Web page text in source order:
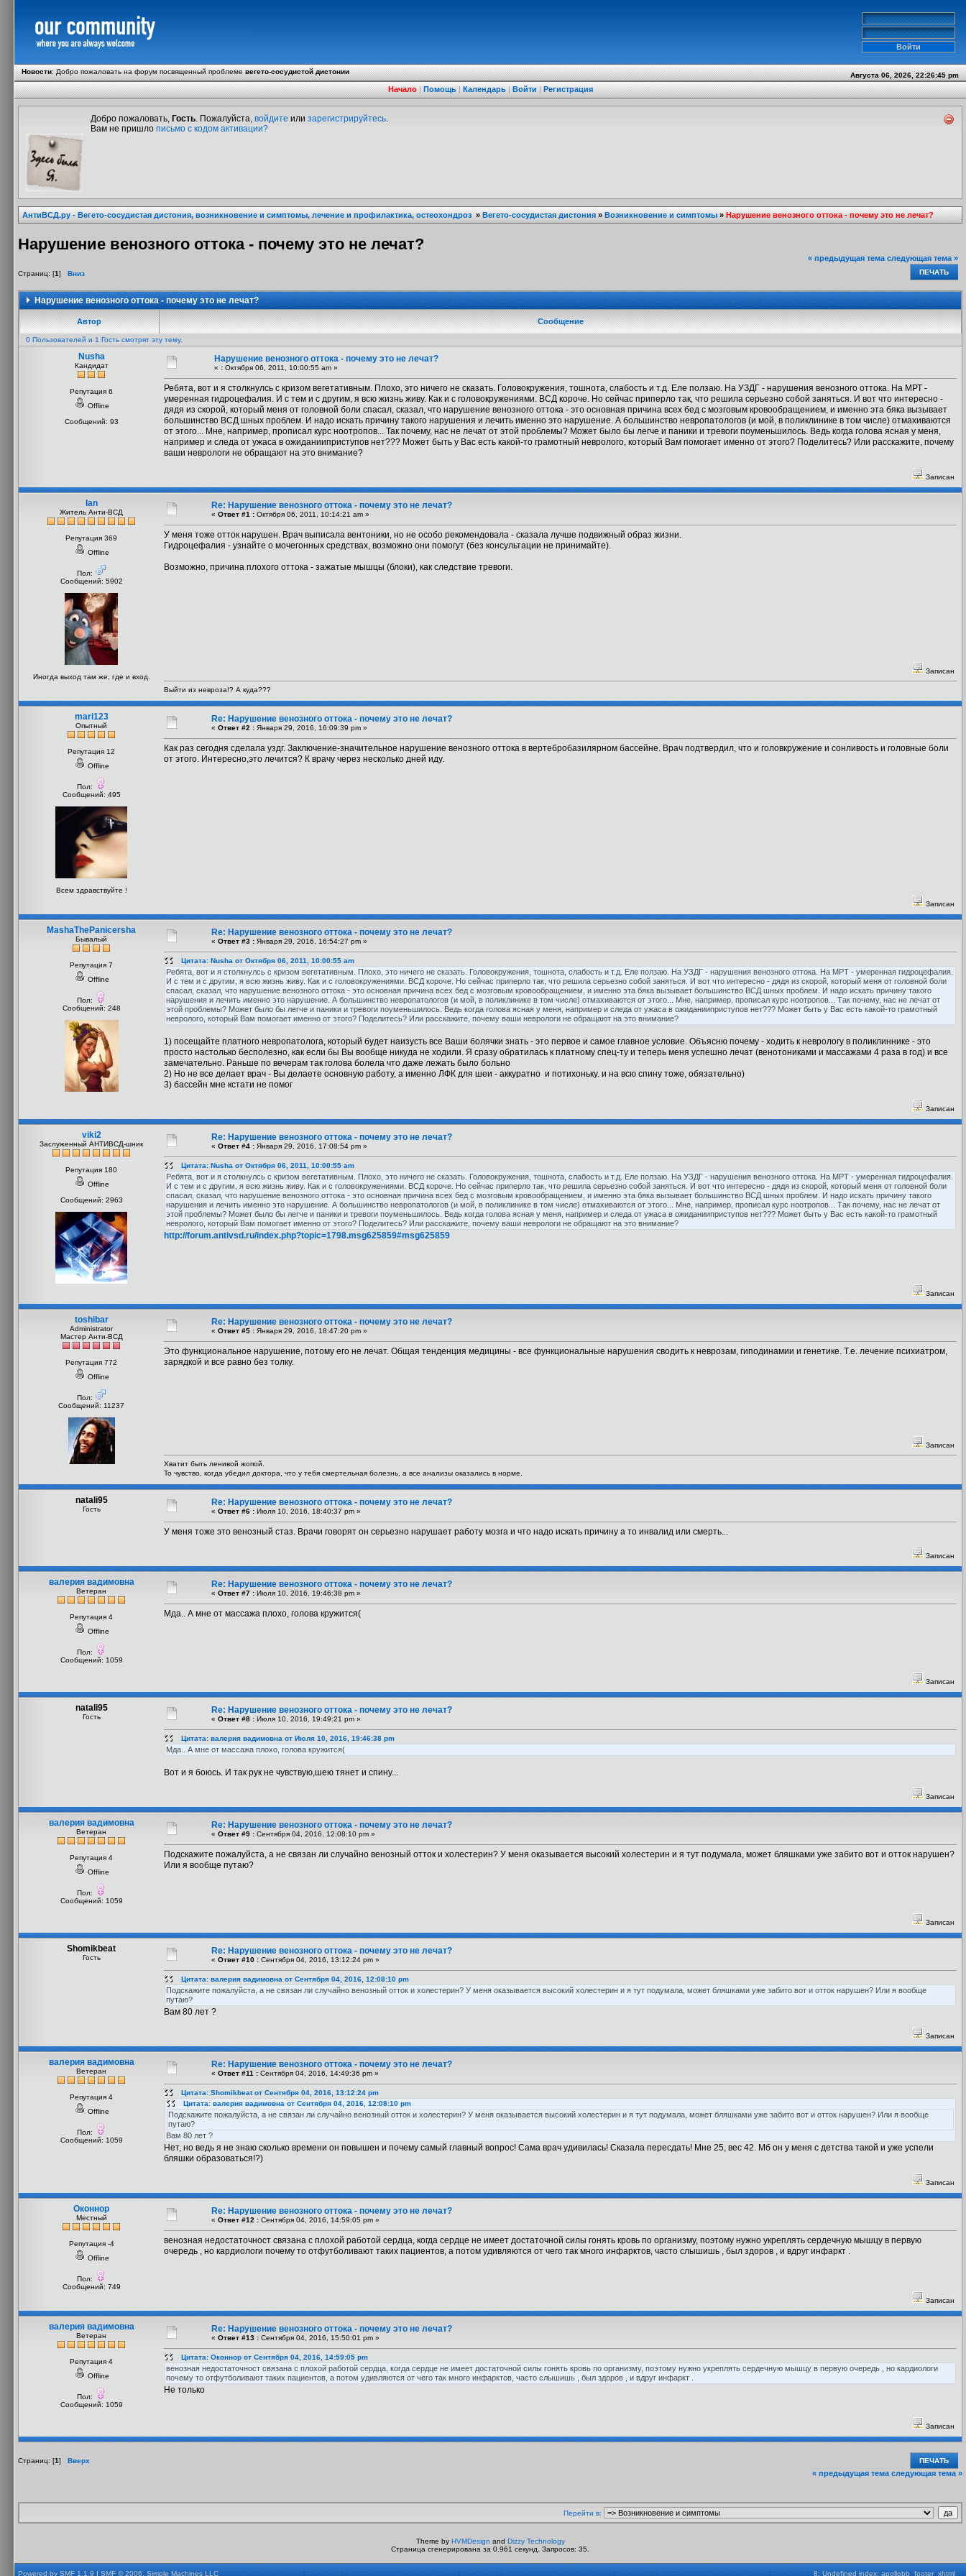
Новости:Добро пожаловать на форум посвященный проблемевегето-сосудистой дистонии Августа 06, 2026, 22:26:45 pm
Начало|Помощь|Календарь|Войти|Регистрация
Добро пожаловать, Гость. Пожалуйста, войдите или зарегистрируйтесь.
Вам не пришло письмо с кодом активации?
АнтиВСД.ру - Вегето-сосудистая дистония, возникновение и симптомы, лечение и профилактика, остеохондроз»Вегето-сосудистая дистония»Возникновение и симптомы»Нарушение венозного оттока - почему это не лечат?
Нарушение венозного оттока - почему это не лечат?
Страниц: [1] Вниз
« предыдущая тема следующая тема »
ПЕЧАТЬ
Нарушение венозного оттока - почему это не лечат?
Автор Сообщение
0 Пользователей и 1 Гость смотрят эту тему.
Nusha
Кандидат
Репутация 6
Offline
Сообщений: 93
Нарушение венозного оттока - почему это не лечат?
« : Октября 06, 2011, 10:00:55 am »
Ребята, вот и я столкнулсь с кризом вегетативным. Плохо, это ничего не сказать. Головокружения, тошнота, слабость и т.д. Еле ползаю. На УЗДГ - нарушения венозного оттока. На МРТ -
умеренная гидроцефалия. И с тем и с другим, я всю жизнь живу. Как и с головокружениями. ВСД короче. Но сейчас приперло так, что решила серьезно собой заняться. И вот что интересно -
дядя из скорой, который меня от головной боли спасал, сказал, что нарушение венозного оттока - это основная причина всех бед с мозговым кровообращением, и именно эта бяка вызывает
большинство ВСД шных проблем. И надо искать причину такого нарушения и лечить именно это нарушение. А большинство невропатологов (и мой, в поликлинике в том числе) отмахиваются
от этого... Мне, например, прописал курс ноотропов... Так почему, нас не лечат от этой проблемы? Может было бы легче и паники и тревоги поуменьшилось. Ведь когда голова ясная у меня,
например и следа от ужаса в ожиданииприступов нет??? Может быть у Вас есть какой-то грамотный невролого, который Вам помогает именно от этого? Поделитесь? Или расскажите, почему
ваши неврологи не обращают на это внимание?
Записан
Ian
Житель Анти-ВСД
Репутация 369
Offline
Пол:
Сообщений: 5902
Иногда выход там же, где и вход.
Re: Нарушение венозного оттока - почему это не лечат?
« Ответ #1 : Октября 06, 2011, 10:14:21 am »
У меня тоже отток нарушен. Врач выписала вентоники, но не особо рекомендовала - сказала лучше подвижный образ жизни.
Гидроцефалия - узнайте о мочегонных средствах, возможно они помогут (без консультации не принимайте).
Возможно, причина плохого оттока - зажатые мышцы (блоки), как следствие тревоги.
Записан
Выйти из невроза!? А куда???
mari123
Опытный
Репутация 12
Offline
Пол:
Сообщений: 495
Всем здравствуйте !
Re: Нарушение венозного оттока - почему это не лечат?
« Ответ #2 : Января 29, 2016, 16:09:39 pm »
Как раз сегодня сделала уздг. Заключение-значительное нарушение венозного оттока в вертебробазилярном бассейне. Врач подтвердил, что и головкружение и сонливость и головные боли
от этого. Интересно,это лечится? К врачу через несколько дней иду.
Записан
MashaThePanicersha
Бывалый
Репутация 7
Offline
Пол:
Сообщений: 248
Re: Нарушение венозного оттока - почему это не лечат?
« Ответ #3 : Января 29, 2016, 16:54:27 pm »
Цитата: Nusha от Октября 06, 2011, 10:00:55 am
Ребята, вот и я столкнулсь с кризом вегетативным. Плохо, это ничего не сказать. Головокружения, тошнота, слабость и т.д. Еле ползаю. На УЗДГ - нарушения венозного оттока. На МРТ - умеренная гидроцефалия.
И с тем и с другим, я всю жизнь живу. Как и с головокружениями. ВСД короче. Но сейчас приперло так, что решила серьезно собой заняться. И вот что интересно - дядя из скорой, который меня от головной боли
спасал, сказал, что нарушение венозного оттока - это основная причина всех бед с мозговым кровообращением, и именно эта бяка вызывает большинство ВСД шных проблем. И надо искать причину такого
нарушения и лечить именно это нарушение. А большинство невропатологов (и мой, в поликлинике в том числе) отмахиваются от этого... Мне, например, прописал курс ноотропов... Так почему, нас не лечат от
этой проблемы? Может было бы легче и паники и тревоги поуменьшилось. Ведь когда голова ясная у меня, например и следа от ужаса в ожиданииприступов нет??? Может быть у Вас есть какой-то грамотный
невролого, который Вам помогает именно от этого? Поделитесь? Или расскажите, почему ваши неврологи не обращают на это внимание?
1) посещайте платного невропатолога, который будет наизусть все Ваши болячки знать - это первое и самое главное условие. Объясню почему - ходить к неврологу в поликлиннике - это
просто настолько бесполезно, как если бы Вы вообще никуда не ходили. Я сразу обратилась к платному спец-ту и теперь меня успешно лечат (венотониками и массажами 4 раза в год) и все
замечательно. Раньше по вечерам так голова болела что даже лежать было больно
2) Но не все делает врач - Вы делаете основную работу, а именно ЛФК для шеи - аккуратно и потихоньку. и на всю спину тоже, обязательно)
3) бассейн мне кстати не помог
Записан
viki2
Заслуженный АНТИВСД-шник
Репутация 180
Offline
Сообщений: 2963
Re: Нарушение венозного оттока - почему это не лечат?
« Ответ #4 : Января 29, 2016, 17:08:54 pm »
Цитата: Nusha от Октября 06, 2011, 10:00:55 am
Ребята, вот и я столкнулсь с кризом вегетативным. Плохо, это ничего не сказать. Головокружения, тошнота, слабость и т.д. Еле ползаю. На УЗДГ - нарушения венозного оттока. На МРТ - умеренная гидроцефалия.
И с тем и с другим, я всю жизнь живу. Как и с головокружениями. ВСД короче. Но сейчас приперло так, что решила серьезно собой заняться. И вот что интересно - дядя из скорой, который меня от головной боли
спасал, сказал, что нарушение венозного оттока - это основная причина всех бед с мозговым кровообращением, и именно эта бяка вызывает большинство ВСД шных проблем. И надо искать причину такого
нарушения и лечить именно это нарушение. А большинство невропатологов (и мой, в поликлинике в том числе) отмахиваются от этого... Мне, например, прописал курс ноотропов... Так почему, нас не лечат от
этой проблемы? Может было бы легче и паники и тревоги поуменьшилось. Ведь когда голова ясная у меня, например и следа от ужаса в ожиданииприступов нет??? Может быть у Вас есть какой-то грамотный
невролого, который Вам помогает именно от этого? Поделитесь? Или расскажите, почему ваши неврологи не обращают на это внимание?
http://forum.antivsd.ru/index.php?topic=1798.msg625859#msg625859
Записан
toshibar
Administrator
Мастер Анти-ВСД
Репутация 772
Offline
Пол:
Сообщений: 11237
Re: Нарушение венозного оттока - почему это не лечат?
« Ответ #5 : Января 29, 2016, 18:47:20 pm »
Это функциональное нарушение, потому его не лечат. Общая тенденция медицины - все функциональные нарушения сводить к неврозам, гиподинамии и генетике. Т.е. лечение психиатром,
зарядкой и все равно без толку.
Записан
Хватит быть ленивой жопой.
То чувство, когда убедил доктора, что у тебя смертельная болезнь, а все анализы оказались в норме.
natali95
Гость
Re: Нарушение венозного оттока - почему это не лечат?
« Ответ #6 : Июля 10, 2016, 18:40:37 pm »
У меня тоже это венозный стаз. Врачи говорят он серьезно нарушает работу мозга и что надо искать причину а то инвалид или смерть...
Записан
валерия вадимовна
Ветеран
Репутация 4
Offline
Пол:
Сообщений: 1059
Re: Нарушение венозного оттока - почему это не лечат?
« Ответ #7 : Июля 10, 2016, 19:46:38 pm »
Мда.. А мне от массажа плохо, голова кружится(
Записан
natali95
Гость
Re: Нарушение венозного оттока - почему это не лечат?
« Ответ #8 : Июля 10, 2016, 19:49:21 pm »
Цитата: валерия вадимовна от Июля 10, 2016, 19:46:38 pm
Мда.. А мне от массажа плохо, голова кружится(
Вот и я боюсь. И так рук не чувствую,шею тянет и спину...
Записан
валерия вадимовна
Ветеран
Репутация 4
Offline
Пол:
Сообщений: 1059
Re: Нарушение венозного оттока - почему это не лечат?
« Ответ #9 : Сентября 04, 2016, 12:08:10 pm »
Подскажите пожалуйста, а не связан ли случайно венозный отток и холестерин? У меня оказывается высокий холестерин и я тут подумала, может бляшками уже забито вот и отток нарушен?
Или я вообще путаю?
Записан
Shomikbeat
Гость
Re: Нарушение венозного оттока - почему это не лечат?
« Ответ #10 : Сентября 04, 2016, 13:12:24 pm »
Цитата: валерия вадимовна от Сентября 04, 2016, 12:08:10 pm
Подскажите пожалуйста, а не связан ли случайно венозный отток и холестерин? У меня оказывается высокий холестерин и я тут подумала, может бляшками уже забито вот и отток нарушен? Или я вообще
путаю?
Вам 80 лет ?
Записан
валерия вадимовна
Ветеран
Репутация 4
Offline
Пол:
Сообщений: 1059
Re: Нарушение венозного оттока - почему это не лечат?
« Ответ #11 : Сентября 04, 2016, 14:49:36 pm »
Цитата: Shomikbeat от Сентября 04, 2016, 13:12:24 pm
Цитата: валерия вадимовна от Сентября 04, 2016, 12:08:10 pm
Подскажите пожалуйста, а не связан ли случайно венозный отток и холестерин? У меня оказывается высокий холестерин и я тут подумала, может бляшками уже забито вот и отток нарушен? Или я вообще
путаю?
Вам 80 лет ?
Нет, но ведь я не знаю сколько времени он повышен и почему самый главный вопрос! Сама врач удивилась! Сказала пересдать! Мне 25, вес 42. Мб он у меня с детства такой и уже успели
бляшки образоваться!?)
Записан
Оконнор
Местный
Репутация -4
Offline
Пол:
Сообщений: 749
Re: Нарушение венозного оттока - почему это не лечат?
« Ответ #12 : Сентября 04, 2016, 14:59:05 pm »
венозная недостаточност связана с плохой работой сердца, когда сердце не имеет достаточной силы гонять кровь по организму, поэтому нужно укреплять сердечную мышцу в первую
очередь , но кардиологи почему то отфутболивают таких пациентов, а потом удивляются от чего так много инфарктов, часто слышишь , был здоров , и вдруг инфаркт .
Записан
валерия вадимовна
Ветеран
Репутация 4
Offline
Пол:
Сообщений: 1059
Re: Нарушение венозного оттока - почему это не лечат?
« Ответ #13 : Сентября 04, 2016, 15:50:01 pm »
Цитата: Оконнор от Сентября 04, 2016, 14:59:05 pm
венозная недостаточност связана с плохой работой сердца, когда сердце не имеет достаточной силы гонять кровь по организму, поэтому нужно укреплять сердечную мышцу в первую очередь , но кардиологи
почему то отфутболивают таких пациентов, а потом удивляются от чего так много инфарктов, часто слышишь , был здоров , и вдруг инфаркт .
Не только
Записан
Страниц: [1] Вверх ПЕЧАТЬ
« предыдущая тема следующая тема »
Перейти в:
Theme by HVMDesign and Dizzy Technology
Страница сгенерирована за 0.961 секунд. Запросов: 35.
Powered by SMF 1.1.9|SMF © 2006, Simple Machines LLC 8: Undefined index: apollobb_footer_xhtml